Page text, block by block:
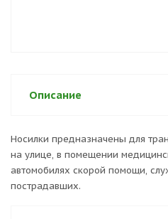
Описание
Носилки предназначены для
на улице, в помещении
автомобилях скорой помощи,
пострадавших.